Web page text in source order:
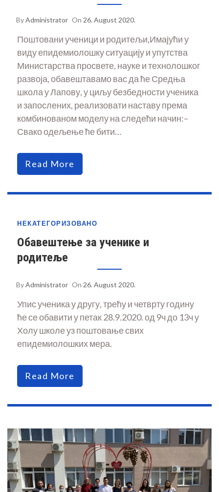
ByAdministrator On 26. August 2020.
Поштовани ученици и родитељи,Имајући у
виду епидемиолошку ситуацију и упутства
Министарства просвете, науке и технолошког
развоја, обавештавамо вас да ће Средња
школа у Лапову, у циљу безбедности ученика
и запослених, реализовати наставу према
комбинованом моделу на следећи начин:–
Свако одељење ће бити…
Read More
НЕКАТЕГОРИЗОВАНО
Обавештење за ученике и
родитеље
ByAdministrator On 26. August 2020.
Упис ученика у другу, трећу и четврту годину
ће се обавити у петак 28.9.2020. од 9ч до 13ч у
Холу школе уз поштовање свих
епидемиолошких мера.
Read More